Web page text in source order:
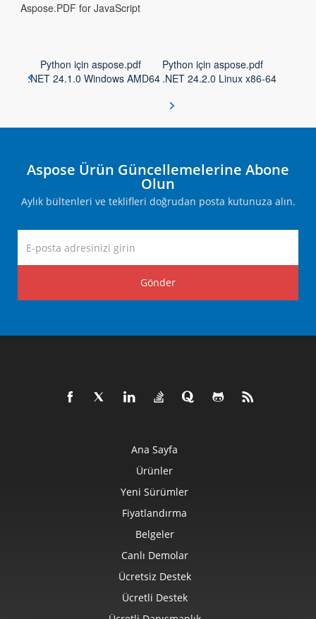
Aspose.PDF for JavaScript
Python için aspose.pdf
.NET 24.1.0 Windows AMD64
Python için aspose.pdf
.NET 24.2.0 Linux x86-64
Aspose Ürün Güncellemelerine Abone
Olun
Aylık bültenleri ve teklifleri doğrudan posta kutunuza alın.
Gönder
Ana Sayfa
Ürünler
Yeni Sürümler
Fiyatlandırma
Belgeler
Canlı Demolar
Ücretsiz Destek
Ücretli Destek